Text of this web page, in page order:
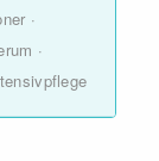
·
·